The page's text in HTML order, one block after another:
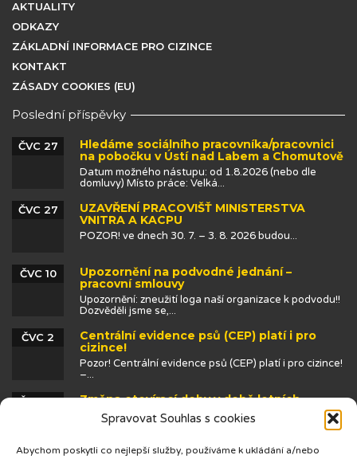
Spravovat Souhlas s cookies
Abychom poskytli co nejlepší služby, používáme k ukládání a/nebo
AKTUALITY
ODKAZY
ZÁKLADNÍ INFORMACE PRO CIZINCE
KONTAKT
ZÁSADY COOKIES (EU)
Poslední příspěvky
Hledáme sociálního pracovníka/pracovnici
na pobočku v Ústí nad Labem a Chomutově
ČVC 27
Datum možného nástupu: od 1.8.2026 (nebo dle
domluvy) Místo práce: Velká...
UZAVŘENÍ PRACOVIŠŤ MINISTERSTVA
VNITRA A KACPU
ČVC 27
POZOR! ve dnech 30. 7. – 3. 8. 2026 budou...
Upozornění na podvodné jednání –
pracovní smlouvy
ČVC 10
Upozornění: zneužití loga naší organizace k podvodu!!
Dozvěděli jsme se,...
Centrální evidence psů (CEP) platí i pro
cizince!
ČVC 2
Pozor! Centrální evidence psů (CEP) platí i pro cizince!
–...
Změna otevírací doby v době letních
prázdnin
ČVN 25